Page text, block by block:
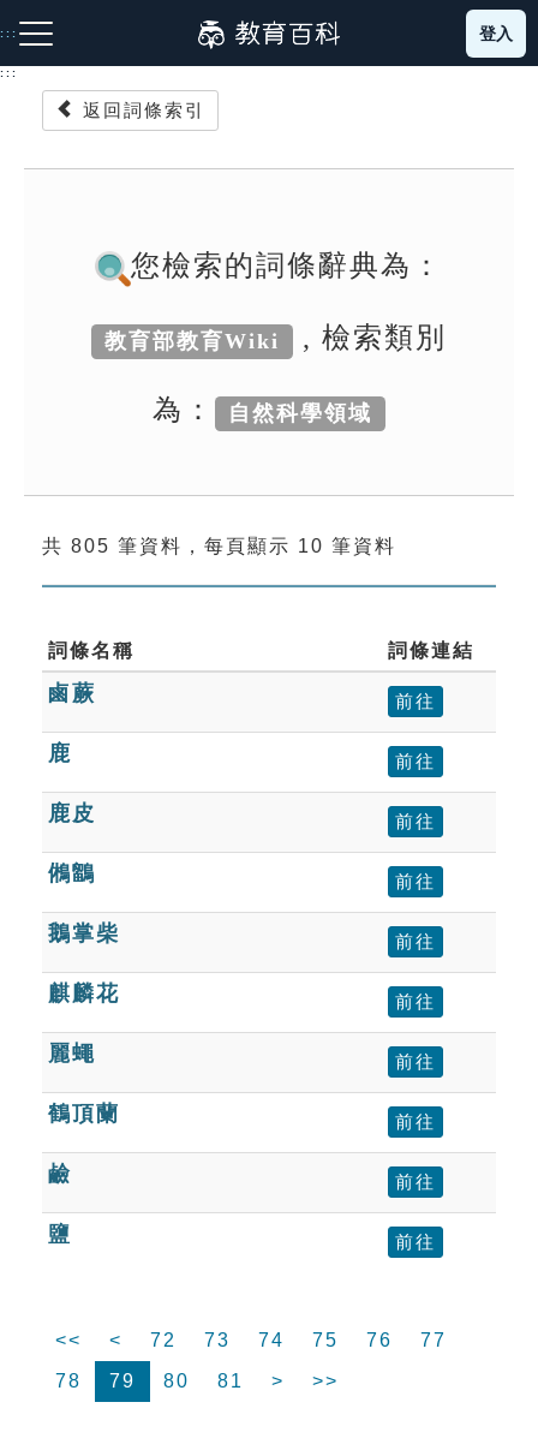
到
主
:::
成語故事
索引選單
單字索引
生命大百科索引
遊戲專區
教學應用
貓頭鷹博士
登入
:::
返回詞條索引
您檢索的詞條辭典為：
教育部教育Wiki , 檢索類別
為： 自然科學領域
共 805 筆資料，每頁顯示 10 筆資料
詞條名稱 詞條連結
鹵蕨 前往
鹿 前往
鹿皮 前往
鵂鶹 前往
鵝掌柴 前往
麒麟花 前往
麗蠅 前往
鶴頂蘭 前往
鹼 前往
鹽 前往
<< < 72 73 74 75 76
77
78
79 80 81 > >>